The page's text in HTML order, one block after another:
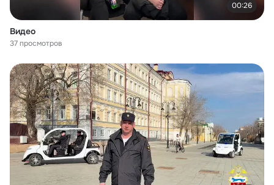
00:26
Видео
37 просмотров